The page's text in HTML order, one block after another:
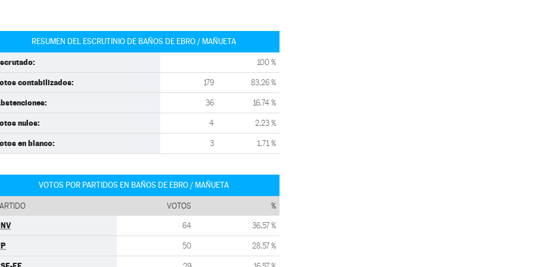
RESUMEN DEL ESCRUTINIO DE BAÑOS DE EBRO / MAÑUETA
100 %
contabilizados: 179 83,26 %
36 16,74 %
nulos: 4 2,23 %
en blanco: 3 1,71 %
VOTOS POR PARTIDOS EN BAÑOS DE EBRO / MAÑUETA
VOTOS %
64 36,57 %
50 28,57 %